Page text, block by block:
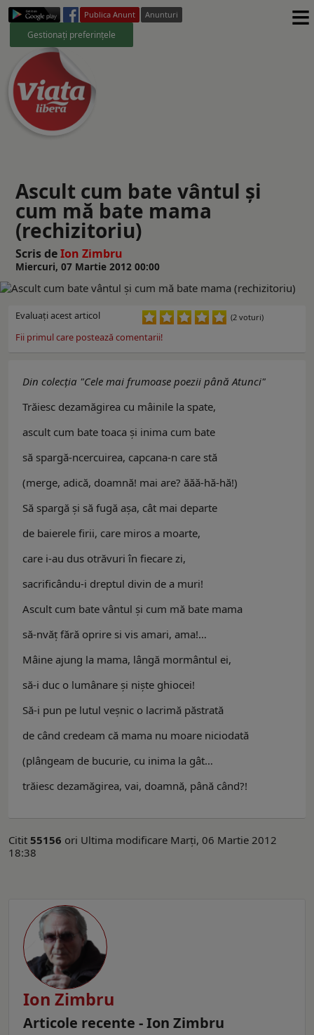
Publica Anunt Anunturi
Gestionați preferințele ≡
Ascult cum bate vântul şi
cum mă bate mama
(rechizitoriu)
Scris deIon Zimbru
Miercuri, 07 Martie 2012 00:00
Evaluaţi acest articol (2 voturi)
Fii primul care postează comentarii!
Din colecţia "Cele mai frumoase poezii până Atunci"
Trăiesc dezamăgirea cu mâinile la spate,
ascult cum bate toaca şi inima cum bate
să spargă-ncercuirea, capcana-n care stă
(merge, adică, doamnă! mai are? ăăă-hă-hă!)
Să spargă şi să fugă aşa, cât mai departe
de baierele firii, care miros a moarte,
care i-au dus otrăvuri în fiecare zi,
sacrificându-i dreptul divin de a muri!
Ascult cum bate vântul şi cum mă bate mama
să-nvăţ fără oprire si vis amari, ama!…
Mâine ajung la mama, lângă mormântul ei,
să-i duc o lumânare şi nişte ghiocei!
Să-i pun pe lutul veşnic o lacrimă păstrată
de când credeam că mama nu moare niciodată
(plângeam de bucurie, cu inima la gât…
trăiesc dezamăgirea, vai, doamnă, până când?!
Citit 55156 ori Ultima modificare Marți, 06 Martie 2012
18:38
Ion Zimbru
Articole recente - Ion Zimbru